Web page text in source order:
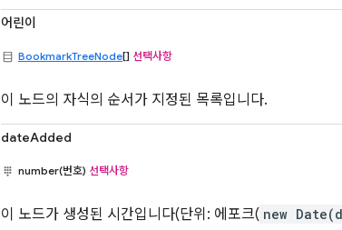
어린이
BookmarkTreeNode[] 선택사항
이 노드의 자식의 순서가 지정된 목록입니다.
dateAdded
number(번호) 선택사항
이 노드가 생성된 시간입니다(단위: 에포크( new